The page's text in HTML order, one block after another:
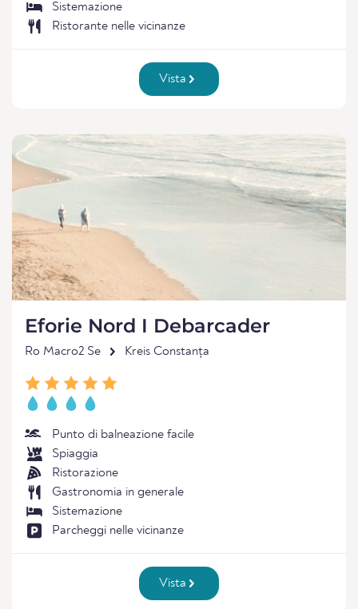
Sistemazione
Ristorante nelle vicinanze
Vista
Eforie Nord I Debarcader
Ro Macro2 Se Kreis Constanța
Punto di balneazione facile
Spiaggia
Ristorazione
Gastronomia in generale
Sistemazione
Parcheggi nelle vicinanze
Vista